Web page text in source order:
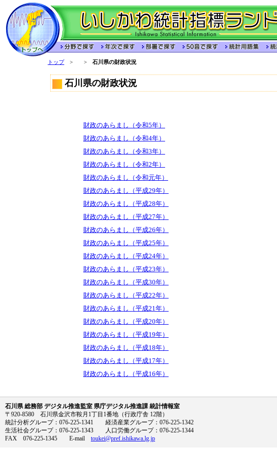
トップ> > 石川県の財政状況
石川県の財政状況
財政のあらまし（令和5年）
財政のあらまし（令和4年）
財政のあらまし（令和3年）
財政のあらまし（令和2年）
財政のあらまし（令和元年）
財政のあらまし（平成29年）
財政のあらまし（平成28年）
財政のあらまし（平成27年）
財政のあらまし（平成26年）
財政のあらまし（平成25年）
財政のあらまし（平成24年）
財政のあらまし（平成23年）
財政のあらまし（平成30年）
財政のあらまし（平成22年）
財政のあらまし（平成21年）
財政のあらまし（平成20年）
財政のあらまし（平成19年）
財政のあらまし（平成18年）
財政のあらまし（平成17年）
財政のあらまし（平成16年）
石川県 総務部 デジタル推進監室 県庁デジタル推進課 統計情報室
〒920-8580 石川県金沢市鞍月1丁目1番地（行政庁舎 12階）
統計分析グループ：076-225-1341 経済産業グループ：076-225-1342
生活社会グループ：076-225-1343 人口労働グループ：076-225-1344
FAX 076-225-1345 E-mail toukei@pref.ishikawa.lg.jp